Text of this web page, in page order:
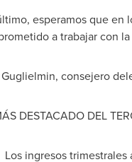
esperamos que
a trabajar con
Guglielmin, consejero
DESTACADO DEL
Los ingresos